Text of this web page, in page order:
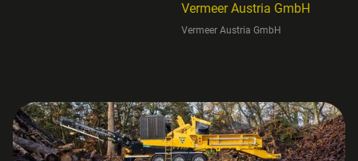
Vermeer Austria GmbH
Vermeer Austria GmbH